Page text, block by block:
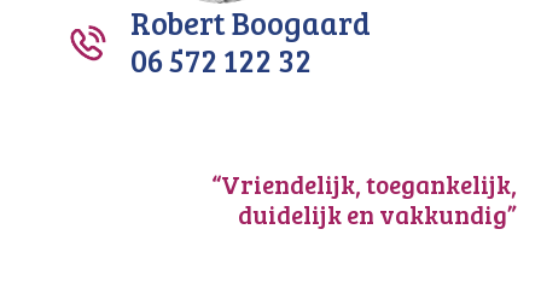
Robert Boogaard
06 572 122 32
“Vriendelijk, toegankelijk,
duidelijk en vakkundig”